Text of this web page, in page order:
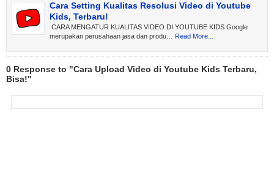
Cara Setting Kualitas Resolusi Video di Youtube
Kids, Terbaru!
CARA MENGATUR KUALITAS VIDEO DI YOUTUBE KIDS Google
merupakan perusahaan jasa dan produ… Read More...
0 Response to "Cara Upload Video di Youtube Kids Terbaru,
Bisa!"